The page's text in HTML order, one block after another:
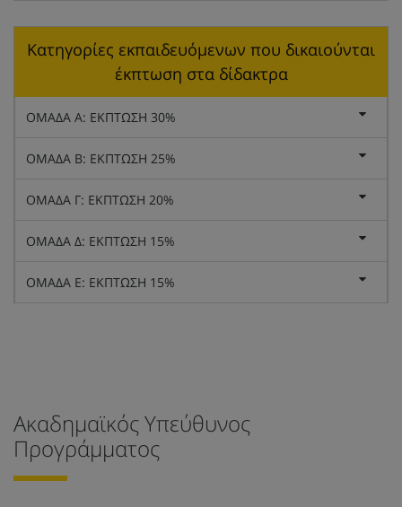
Κατηγορίες εκπαιδευόμενων που δικαιούνται
έκπτωση στα δίδακτρα
ΟΜΑΔΑ Α: ΕΚΠΤΩΣΗ 30%
ΟΜΑΔΑ Β: ΕΚΠΤΩΣΗ 25%
ΟΜΑΔΑ Γ: ΕΚΠΤΩΣΗ 20%
ΟΜΑΔΑ Δ: ΕΚΠΤΩΣΗ 15%
ΟΜΑΔΑ Ε: ΕΚΠΤΩΣΗ 15%
Ακαδημαϊκός Υπεύθυνος
Προγράμματος